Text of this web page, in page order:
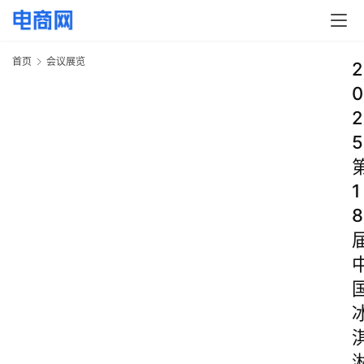
首页 会议展览
2
0
2
5
1
8